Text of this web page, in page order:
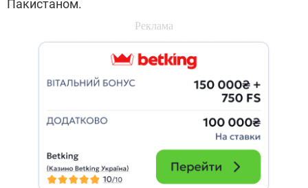
Пакистаном.